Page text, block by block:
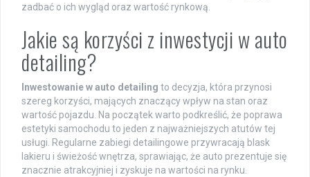
zadbać o ich wygląd oraz wartość rynkową.
Jakie są korzyści z inwestycji w auto
detailing?
Inwestowanie w auto detailing to decyzja, która przynosi
szereg korzyści, mających znaczący wpływ na stan oraz
wartość pojazdu. Na początek warto podkreślić, że poprawa
estetyki samochodu to jeden z najważniejszych atutów tej
usługi. Regularne zabiegi detailingowe przywracają blask
lakieru i świeżość wnętrza, sprawiając, że auto prezentuje się
znacznie atrakcyjniej i zyskuje na wartości na rynku.